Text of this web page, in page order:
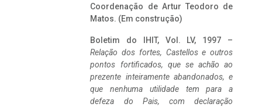
Coordenação de Artur Teodoro de
Matos. (Em construção)
Boletim do IHIT, Vol. LV, 1997 –
Relação dos fortes, Castellos e outros
pontos fortificados, que se achão ao
prezente inteiramente abandonados, e
que nenhuma utilidade tem para a
defeza do Pais, com declaração